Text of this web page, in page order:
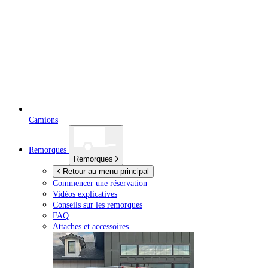
Camions
Remorques
Remorques
Retour au menu principal
Commencer une réservation
Vidéos explicatives
Conseils sur les remorques
FAQ
Attaches et accessoires